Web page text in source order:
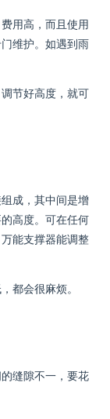
用高，而且使用
维护。如遇到雨
节好高度，就可
成，其中间是增
高度。可在任何
能支撑器能调整
都会很麻烦。
缝隙不一，要花